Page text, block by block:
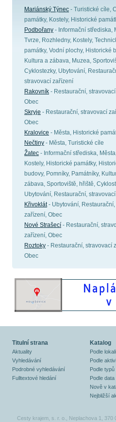
Mariánský Týnec - Turistické cíle,
památky, Kostely, Historické
Podbořany - Informační střediska,
Tvrze, Rozhledny, Kostely,
památky, Vodní plochy, Historické
Kultura a zábava, Muzea,
Cyklostezky, Ubytování,
stravovací zařízení
Rakovník - Restaurační,
Obec
Skryje - Restaurační, stravovací
Obec
Kralovice - Města, Historické
Nečtiny - Města, Turistické cíle
Žatec - Informační střediska,
Kostely, Historické památky,
budovy, Pomníky, Památníky,
zábava, Sportoviště, hřiště,
Ubytování, Restaurační,
Křivoklát- Ubytování,
zařízení, Obec
Nové Strašecí - Restaurační,
zařízení, Obec
Roztoky - Restaurační, stravovací
Obec
Titulní strana
Aktuality
Vyhledávání
Podrobné vyhledávání
Fulltextové hledání
Katalog
Podle
Podle
Podle typů
Podle data
Nově v
Nejbližší
Cesty krajem, s. r. o., Neplachova 1,